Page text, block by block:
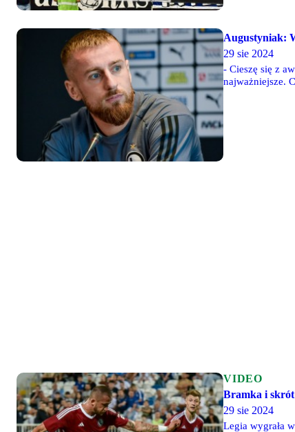
Augustyniak:
29 sie 2024
- Cieszę się z
najważniejsze.
VIDEO
Bramka i
29 sie 2024
Legia wygrała